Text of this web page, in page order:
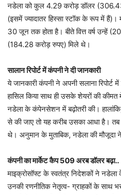
नडेला को कुल 4.29 करोड़ डॉलर
(इसमें ज्यादातर हिस्सा स्टॉक के रूप में हैं)।
30 जून तक होता है। बीते वित्त वर्ष उन्हें
(184.28 करोड़ रुपए) मिले थे।
सालान रिपोर्ट में कंपनी ने दी जानकारी
ये जानकारी कंपनी ने अपनी सलाना रिपोर्ट
हासिल किया साथ ही उसके शेयरों की कीमत
नडेला के कंपेनसेशन में बढ़ोतरी की।
से की जाए तो यह करीब उसका आधा है।
थे। अनुमान के मुताबिक, नडेला की मौजूदा
कंपनी का मार्केट कैप 509 अरब डॉलर बढ़ा..
माइक्रोसॉफ्ट के स्वतंत्र निदेशकों ने नडेला
उनकी रणनीतिक नेतृत्व- ग्राहकों के साथ